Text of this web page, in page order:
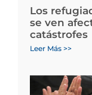
Los
se ven
catástrofes
Leer Más >>